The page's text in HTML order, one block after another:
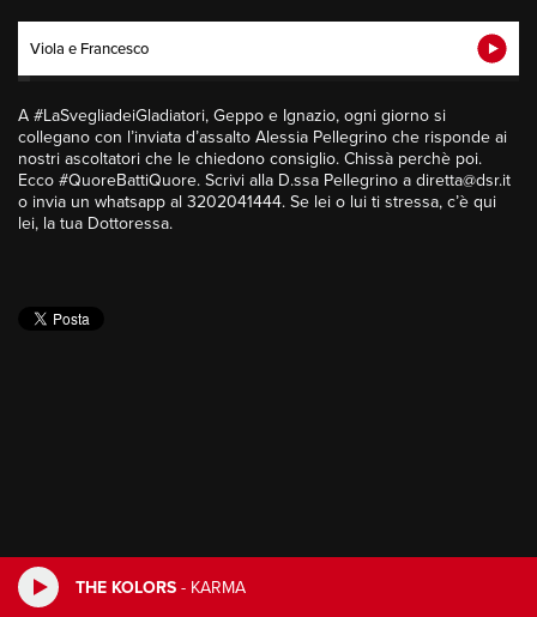
THE KOLORS - KARMA
Viola e Francesco
A #LaSvegliadeiGladiatori, Geppo e Ignazio, ogni giorno si
collegano con l’inviata d’assalto Alessia Pellegrino che risponde ai
nostri ascoltatori che le chiedono consiglio. Chissà perchè poi.
Ecco #QuoreBattiQuore. Scrivi alla D.ssa Pellegrino a diretta@dsr.it
o invia un whatsapp al 3202041444. Se lei o lui ti stressa, c’è qui
lei, la tua Dottoressa.